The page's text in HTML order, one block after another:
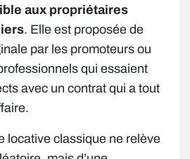
aux propriétaires
. Elle est proposée de
par les promoteurs ou
qui essaient
avec un contrat qui a tout
locative classique ne relève